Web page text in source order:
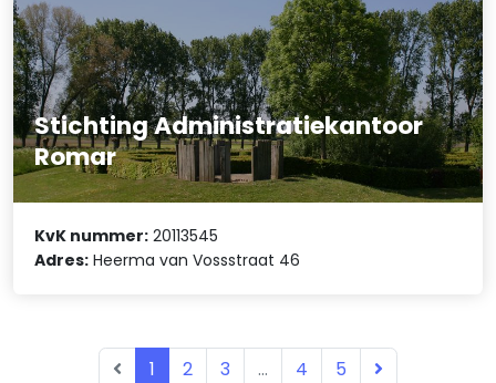
Stichting Administratiekantoor
Romar
KvK nummer: 20113545
Adres: Heerma van Vossstraat 46
1 2 3 ... 4 5